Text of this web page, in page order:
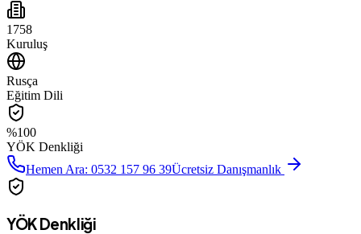
1758
Kuruluş
Rusça
Eğitim Dili
%100
YÖK Denkliği
Hemen Ara: 0532 157 96 39Ücretsiz Danışmanlık
YÖK Denkliği